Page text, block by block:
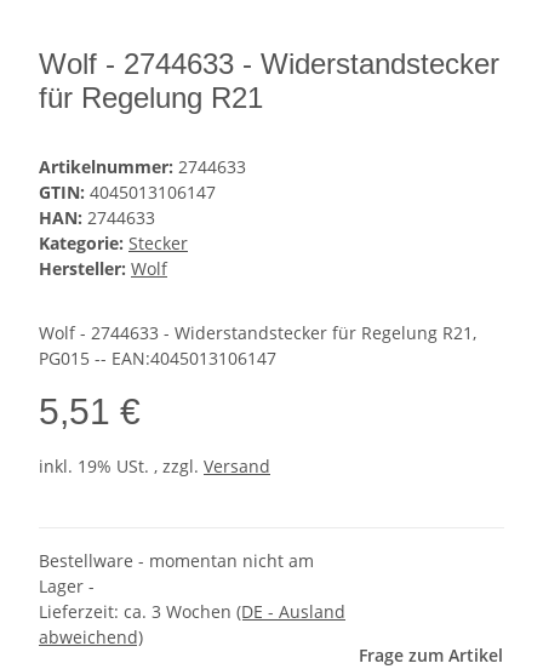
Wolf - 2744633 - Widerstandstecker
für Regelung R21
Artikelnummer: 2744633
GTIN: 4045013106147
HAN: 2744633
Kategorie: Stecker
Hersteller: Wolf
Wolf - 2744633 - Widerstandstecker für Regelung R21,
PG015 -- EAN:4045013106147
5,51 €
inkl. 19% USt. , zzgl. Versand
Bestellware - momentan nicht am
Lager -
Lieferzeit: ca. 3 Wochen (DE - Ausland
abweichend)
Frage zum Artikel